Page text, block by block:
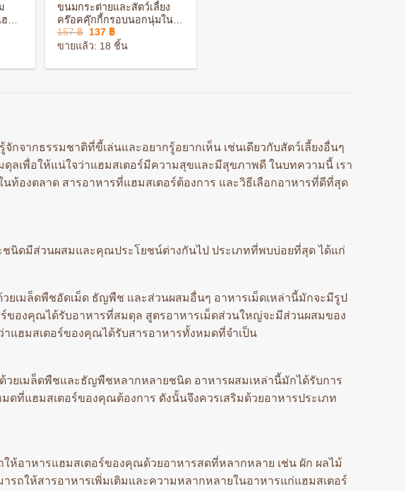
มส
ขนมกระต่ายและสัตว์เลี้ยง
คร๊อคคุ๊กกี้กรอบนอกนุ่มใน มี
ให้เลือก 5 รสชาติ สำหรับ
สัตว์เลี้ยงฟันแทะ
157฿ Original
price
was:
137 ฿Current
price
is:
ขายแล้ว: 18 ชิ้น
กจากธรรมชาติที่ขี้เล่นและอยากรู้อยากเห็น เช่นเดียวกับสัตว์เลี้ยงอื่นๆ
เพื่อให้แน่ใจว่าแฮมสเตอร์มีความสุขและมีสุขภาพดี ในบทความนี้ เรา
ท้องตลาด สารอาหารที่แฮมสเตอร์ต้องการ และวิธีเลือกอาหารที่ดีที่สุด
นิดมีส่วนผสมและคุณประโยชน์ต่างกันไป ประเภทที่พบบ่อยที่สุด ได้แก่
ยเมล็ดพืชอัดเม็ด ธัญพืช และส่วนผสมอื่นๆ อาหารเม็ดเหล่านี้มักจะมีรูป
ของคุณได้รับอาหารที่สมดุล สูตรอาหารเม็ดส่วนใหญ่จะมีส่วนผสมของ
แฮมสเตอร์ของคุณได้รับสารอาหารทั้งหมดที่จำเป็น
ยเมล็ดพืชและธัญพืชหลากหลายชนิด อาหารผสมเหล่านี้มักได้รับการ
ที่แฮมสเตอร์ของคุณต้องการ ดังนั้นจึงควรเสริมด้วยอาหารประเภท
ห้อาหารแฮมสเตอร์ของคุณด้วยอาหารสดที่หลากหลาย เช่น ผัก ผลไม้
ถให้สารอาหารเพิ่มเติมและความหลากหลายในอาหารแก่แฮมสเตอร์